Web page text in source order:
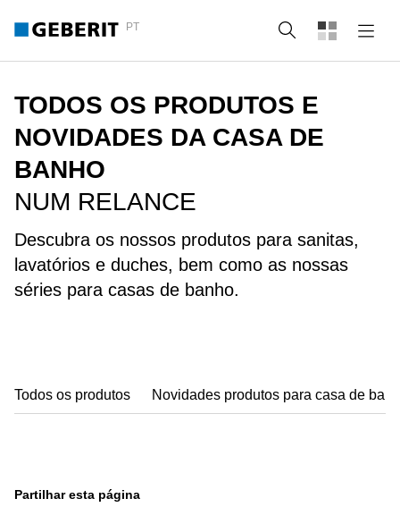
PT Pesquisa
TODOS OS PRODUTOS E
NOVIDADES DA CASA DE
BANHO
NUM RELANCE
Descubra os nossos produtos para sanitas,
lavatórios e duches, bem como as nossas
séries para casas de banho.
Todos os produtos Novidades produtos para casa de
Partilhar esta página